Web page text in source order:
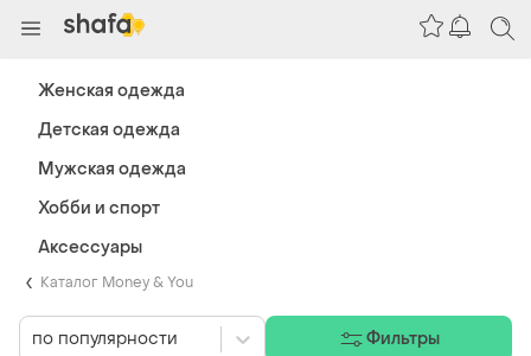
Каталог Money & You
по популярности Фильтры
Женская одежда
Детская одежда
Мужская одежда
Хобби и спорт
Аксессуары